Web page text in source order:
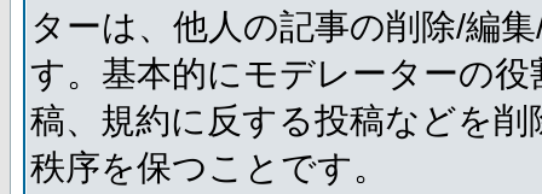
ターは、他人の記事の削除/編
す。基本的にモデレーターの
稿、規約に反する投稿などを
秩序を保つことです。